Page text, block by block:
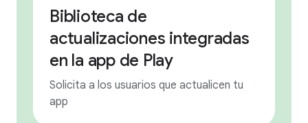
Biblioteca de
actualizaciones integradas
en la app de Play
Solicita a los usuarios que actualicen tu
app